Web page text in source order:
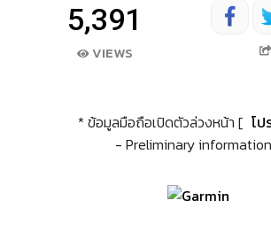
5,391
VIEWS
* ข้อมูลมือถือเปิดตัวล่วงหน้า [ โป
- Preliminary